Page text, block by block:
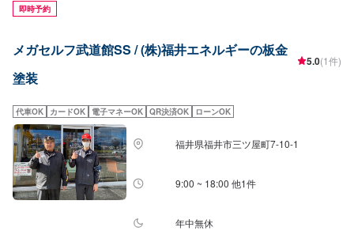
即時予約
メガセルフ武道館SS / (株)福井エネルギーの板金
塗装
5.0(1件)
代車OK カードOK 電子マネーOK QR決済OK ローンOK
福井県福井市三ツ屋町7-10-1
9:00 ~ 18:00 他1件
年中無休